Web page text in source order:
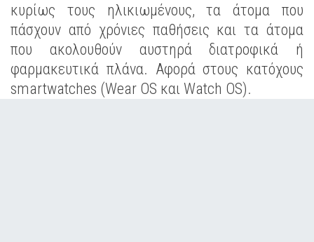
κυρίως τους ηλικιωμένους, τα άτομα που
πάσχουν από χρόνιες παθήσεις και τα άτομα
που ακολουθούν αυστηρά διατροφικά ή
φαρμακευτικά πλάνα. Αφορά στους κατόχους
smartwatches (Wear OS και Watch OS).